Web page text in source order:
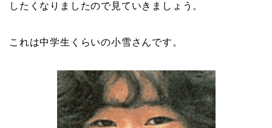
したくなりましたので見ていきましょう。
これは中学生くらいの小雪さんです。